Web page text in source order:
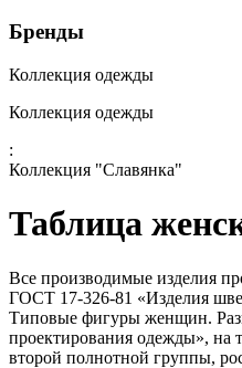
Бренды
Коллекция одежды
Коллекция одежды
:
Коллекция "Славянка"
Таблица
Все производимые изделия
ГОСТ 17-326-81 «Изделия
Типовые фигуры женщин.
проектирования одежды»,
второй полнотной группы,